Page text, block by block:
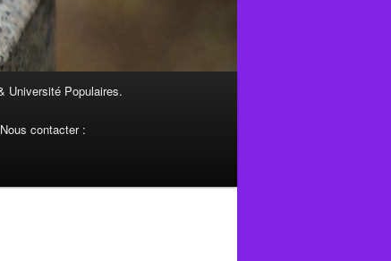
Université Populaires.
Nous contacter :